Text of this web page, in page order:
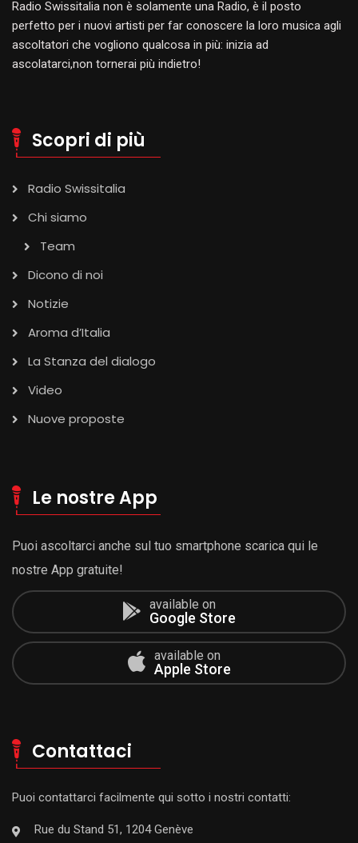
Radio Swissitalia non è solamente una Radio, è il posto
perfetto per i nuovi artisti per far conoscere la loro musica agli
ascoltatori che vogliono qualcosa in più: inizia ad
ascolatarci,non tornerai più indietro!
Scopri di più
Radio Swissitalia
Chi siamo
Team
Dicono di noi
Notizie
Aroma d’Italia
La Stanza del dialogo
Video
Nuove proposte
Le nostre App
Puoi ascoltarci anche sul tuo smartphone scarica qui le
nostre App gratuite!
available on
Google Store
available on
Apple Store
Contattaci
Puoi contattarci facilmente qui sotto i nostri contatti:
Rue du Stand 51, 1204 Genève